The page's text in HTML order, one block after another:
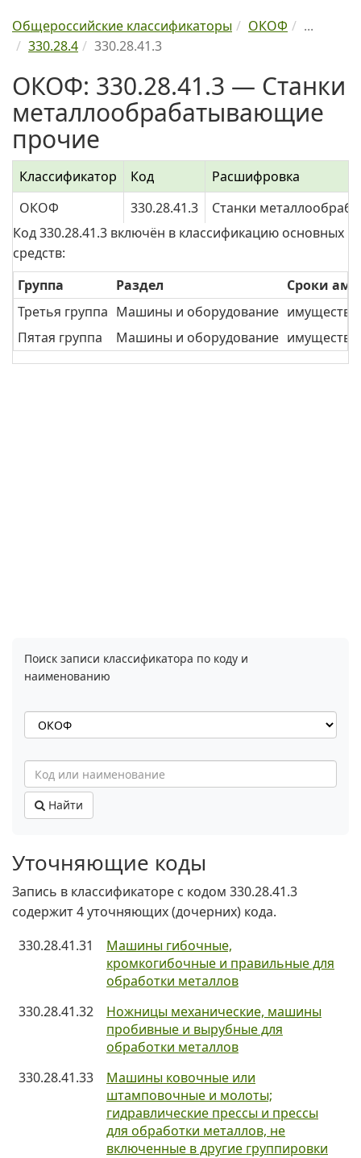
Общероссийские классификаторы ОКОФ
...
330.28.4
330.28.41.3
ОКОФ: 330.28.41.3 — Станки
металлообрабатывающие
прочие
Классификатор Код
Расшифровка
ОКОФ
330.28.41.3
Станки
Код 330.28.41.3 включён в классификацию основных
средств:
Группа
Раздел
Сроки
Третья группа Машины и оборудование имущество
Пятая группа
Машины и оборудование имущество
Поиск записи классификатора по коду и
наименованию
Найти
Уточняющие коды
Запись в классификаторе с кодом 330.28.41.3
содержит 4 уточняющих (дочерних) кода.
330.28.41.31
Машины гибочные,
кромкогибочные и правильные для
обработки металлов
330.28.41.32
Ножницы механические, машины
пробивные и вырубные для
обработки металлов
330.28.41.33
Машины ковочные или
штамповочные и молоты;
гидравлические прессы и прессы
для обработки металлов, не
включенные в другие группировки